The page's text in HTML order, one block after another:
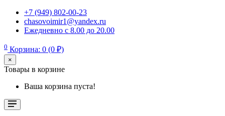
+7 (949) 802-00-23
chasovoimir1@yandex.ru
Ежедневно с 8.00 до 20.00
0 Корзина: 0 (0 ₽)
×
Товары в корзине
Ваша корзина пуста!